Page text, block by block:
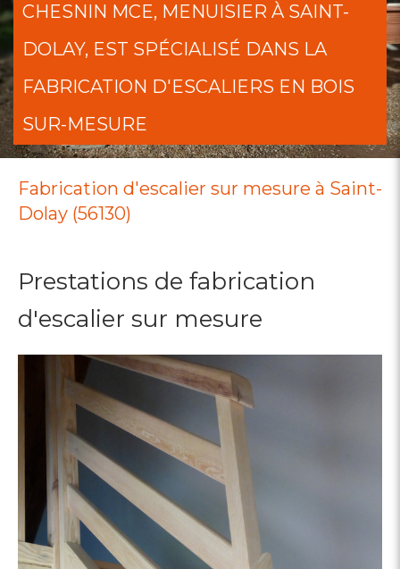
CHESNIN MCE, MENUISIER À SAINT-
DOLAY, EST SPÉCIALISÉ DANS LA
FABRICATION D'ESCALIERS EN BOIS
SUR-MESURE
Fabrication d'escalier sur mesure à Saint-
Dolay (56130)
Prestations de fabrication
d'escalier sur mesure